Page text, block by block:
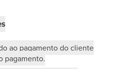
ao pagamento do cliente
pagamento.